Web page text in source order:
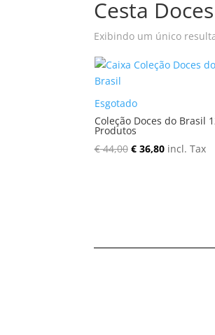
Cesta
Exibindo um único
Esgotado
Coleção Doces do Brasil
Produtos
€44,00 O
€36,80Oincl. Tax